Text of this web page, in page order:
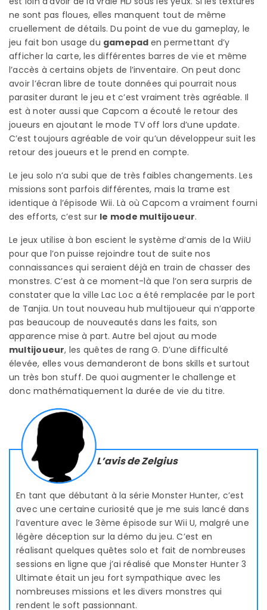
ne sont pas floues, elles manquent tout de même
cruellement de détails. Du point de vue du gameplay, le
jeu fait bon usage du gamepad en permettant d’y
afficher la carte, les différentes barres de vie et même
l’accès à certains objets de l’inventaire. On peut donc
avoir l’écran libre de toute données qui pourrait nous
parasiter durant le jeu et c’est vraiment très agréable. Il
est à noter aussi que Capcom a écouté le retour des
joueurs en ajoutant le mode TV off lors d’une update.
C’est toujours agréable de voir qu’un développeur suit les
retour des joueurs et le prend en compte.
Le jeu solo n’a subi que de très faibles changements. Les
missions sont parfois différentes, mais la trame est
identique à l’épisode Wii. Là où Capcom a vraiment fourni
des efforts, c’est sur le mode multijoueur.
Le jeux utilise à bon escient le système d’amis de la WiiU
pour que l’on puisse rejoindre tout de suite nos
connaissances qui seraient déjà en train de chasser des
monstres. C’est à ce moment-là que l’on sera surpris de
constater que la ville Lac Loc a été remplacée par le port
de Tanjia. Un tout nouveau hub multijoueur qui n’apporte
pas beaucoup de nouveautés dans les faits, son
apparence mise à part. Autre bel ajout au mode
multijoueur, les quêtes de rang G. D’une difficulté
élevée, elles vous demanderont de bons skills et surtout
un très bon stuff. De quoi augmenter le challenge et
donc mathématiquement la durée de vie du titre.
L’avis de Zelgius
En tant que débutant à la série Monster Hunter, c’est
avec une certaine curiosité que je me suis lancé dans
l’aventure avec le 3ème épisode sur Wii U, malgré une
légère déception sur la démo du jeu. C’est en
réalisant quelques quêtes solo et fait de nombreuses
sessions en ligne que j’ai réalisé que Monster Hunter 3
Ultimate était un jeu fort sympathique avec les
nombreuses missions et les divers monstres qui
rendent le soft passionnant.